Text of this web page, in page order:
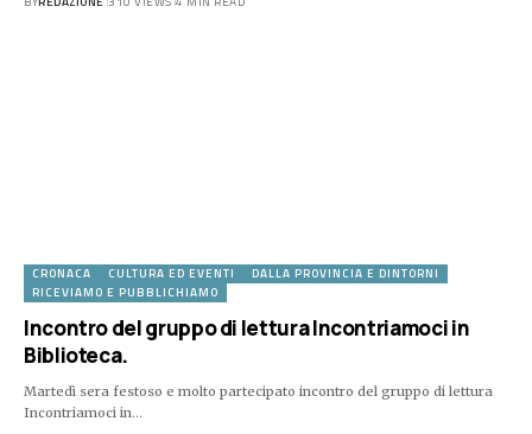
CRONACA CULTURA ED EVENTI
DALLA PROVINCIA E DINTORNI
RICEVIAMO E PUBBLICHIAMO
Incontro del gruppo di lettura Incontriamoci in
Biblioteca.
Martedì sera festoso e molto partecipato incontro del gruppo di lettura
Incontriamoci in…